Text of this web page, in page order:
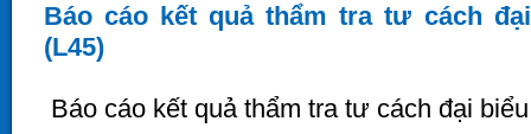
Báo cáo kết quả thẩm tra tư cách
(L45)
Báo cáo kết quả thẩm tra tư cách đại